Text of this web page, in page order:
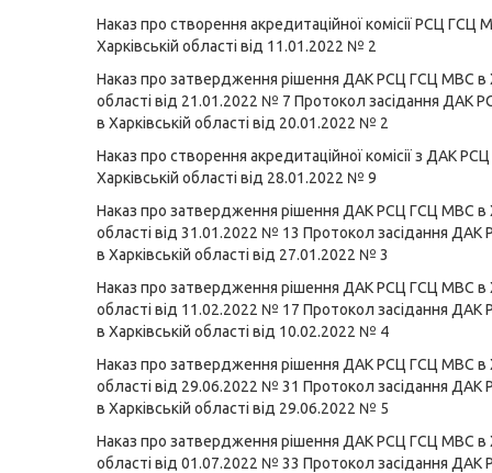
Наказ про створення акредитаційної комісії РСЦ ГСЦ
Харківській області від 11.01.2022 № 2
Наказ про затвердження рішення ДАК РСЦ ГСЦ МВС в
області від 21.01.2022 № 7 Протокол засідання ДАК
в Харківській області від 20.01.2022 № 2
Наказ про створення акредитаційної комісії з ДАК
Харківській області від 28.01.2022 № 9
Наказ про затвердження рішення ДАК РСЦ ГСЦ МВС в
області від 31.01.2022 № 13 Протокол засідання
в Харківській області від 27.01.2022 № 3
Наказ про затвердження рішення ДАК РСЦ ГСЦ МВС в
області від 11.02.2022 № 17 Протокол засідання
в Харківській області від 10.02.2022 № 4
Наказ про затвердження рішення ДАК РСЦ ГСЦ МВС в
області від 29.06.2022 № 31 Протокол засідання
в Харківській області від 29.06.2022 № 5
Наказ про затвердження рішення ДАК РСЦ ГСЦ МВС в
області від 01.07.2022 № 33 Протокол засідання